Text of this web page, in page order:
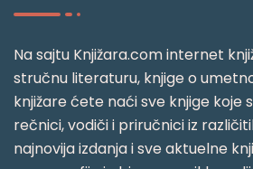
Na sajtu Knjižara.com internet
stručnu literaturu, knjige o
knjižare ćete naći sve knjige koje
rečnici, vodiči i priručnici iz
najnovija izdanja i sve aktuelne